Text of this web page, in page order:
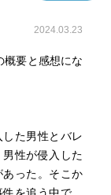
せていた。
たが、その扱
頃から厳しい
ずに育ってき
の裏には孤独
2024.03.23
概要と感想にな
た男性とバレ
性が侵入した
った。そこか